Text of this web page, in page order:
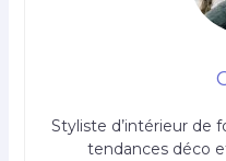
Styliste d’intérieur de
tendances déco